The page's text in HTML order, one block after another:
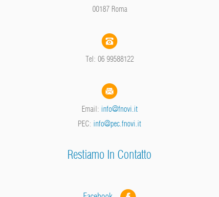
00187 Roma
Tel: 06 99588122
Email: info@fnovi.it
PEC: info@pec.fnovi.it
Restiamo In Contatto